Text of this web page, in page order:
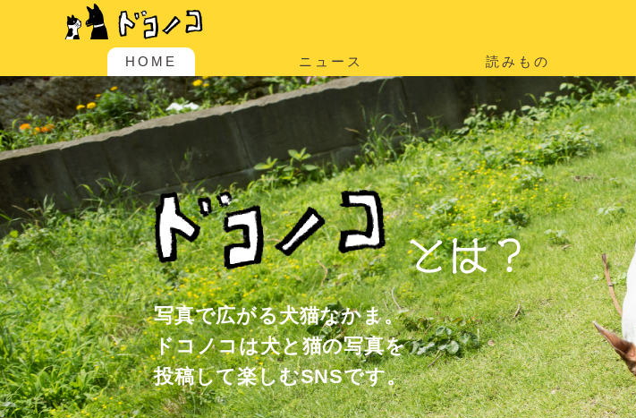
HOME ニュース 読みもの
写真で広がる犬猫なかま。
ドコノコは犬と猫の写真を
投稿して楽しむSNSです。